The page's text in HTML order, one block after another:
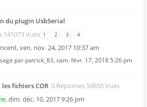
du plugin UsbSerial
141073 Vues 1 2 3 4
,ven. nov. 24, 2017 10:37 am
par patrick_83, sam. févr. 17, 2018 5:26 pm
fichiers COR 0 Réponses 50650 Vues
,dim. déc. 10, 2017 9:26 pm